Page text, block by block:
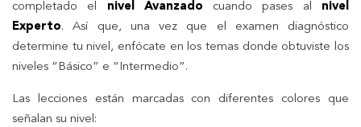
completado el nivel Avanzado cuando pases al nivel
Experto. Así que, una vez que el examen diagnóstico
determine tu nivel, enfócate en los temas donde obtuviste los
niveles “Básico” e “Intermedio”.
Las lecciones están marcadas con diferentes colores que
señalan su nivel: